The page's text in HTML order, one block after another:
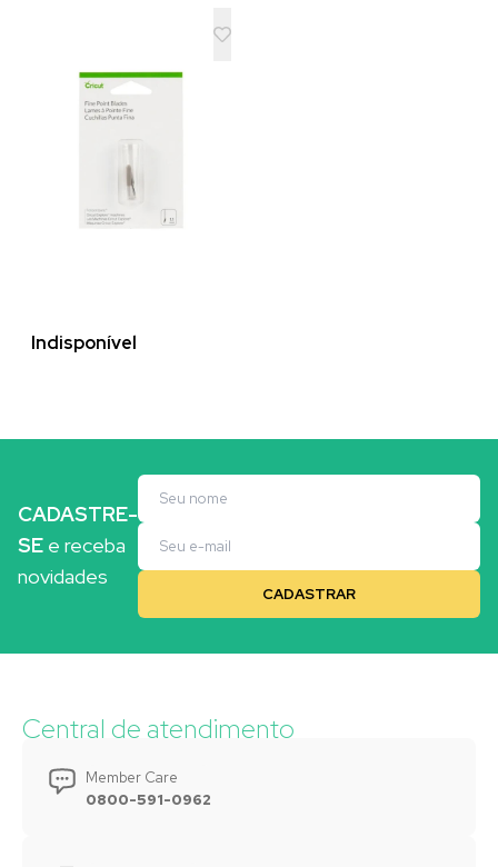
Indisponível
CADASTRE-
SE e receba
novidades
Central de atendimento
Member Care
0800-591-0962